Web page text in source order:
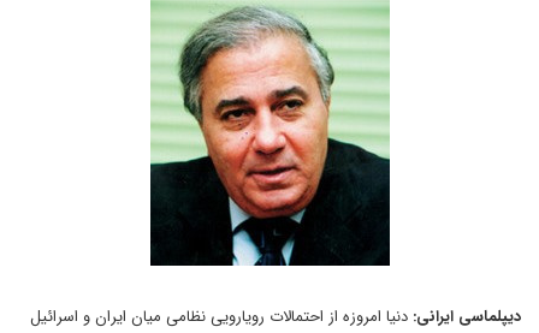
دیپلماسی ایرانی: دنیا امروزه از احتمالات رویارویی نظامی میان ایران و اسرائیل